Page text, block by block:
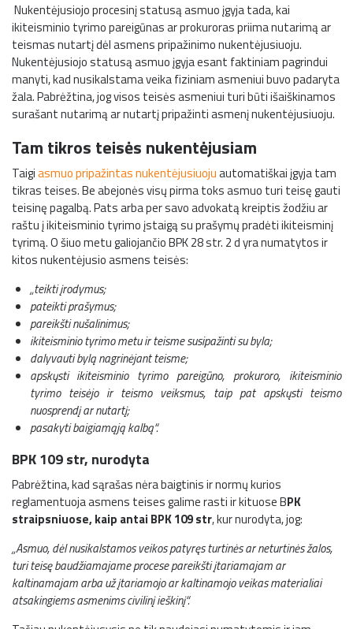
Nukentėjusiojo procesinį statusą asmuo įgyja tada, kai
ikiteisminio tyrimo pareigūnas ar prokuroras priima nutarimą ar
teismas nutartį dėl asmens pripažinimo nukentėjusiuoju.
Nukentėjusiojo statusą asmuo įgyja esant faktiniam pagrindui
manyti, kad nusikalstama veika fiziniam asmeniui buvo padaryta
žala. Pabrėžtina, jog visos teisės asmeniui turi būti išaiškinamos
surašant nutarimą ar nutartį pripažinti asmenį nukentėjusiuoju.
Tam tikros teisės nukentėjusiam
Taigiasmuo pripažintas nukentėjusiuojuautomatiškai įgyja tam
tikras teises. Be abejonės visų pirma toks asmuo turi teisę gauti
teisinę pagalbą. Pats arba per savo advokatą kreiptis žodžiu ar
raštu į ikiteisminio tyrimo įstaigą su prašymų pradėti ikiteisminį
tyrimą. O šiuo metu galiojančio BPK 28 str. 2 d yra numatytos ir
kitos nukentėjusio asmens teisės:
„teikti įrodymus;
pateikti prašymus;
pareikšti nušalinimus;
ikiteisminio tyrimo metu ir teisme susipažinti su byla;
dalyvauti bylą nagrinėjant teisme;
apskųsti ikiteisminio tyrimo pareigūno, prokuroro, ikiteisminio
tyrimo teisėjo ir teismo veiksmus, taip pat apskųsti teismo
nuosprendį ar nutartį;
pasakyti baigiamąją kalbą“.
BPK 109 str, nurodyta
Pabrėžtina, kad sąrašas nėra baigtinis ir normų kurios
reglamentuoja asmens teises galime rasti ir kituose BPK
straipsniuose, kaip antai BPK 109 str, kur nurodyta, jog:
„Asmuo, dėl nusikalstamos veikos patyręs turtinės ar neturtinės žalos,
turi teisę baudžiamajame procese pareikšti įtariamajam ar
kaltinamajam arba už įtariamojo ar kaltinamojo veikas materialiai
atsakingiems asmenims civilinį ieškinį“.